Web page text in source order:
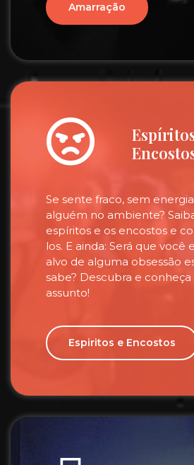
Amarração
Se sente fraco, sem
alguém no ambiente?
espíritos e os encostos e
los. E ainda: Será que você
alvo de alguma obsessão
sabe? Descubra e
assunto!
Espiritos e Encostos